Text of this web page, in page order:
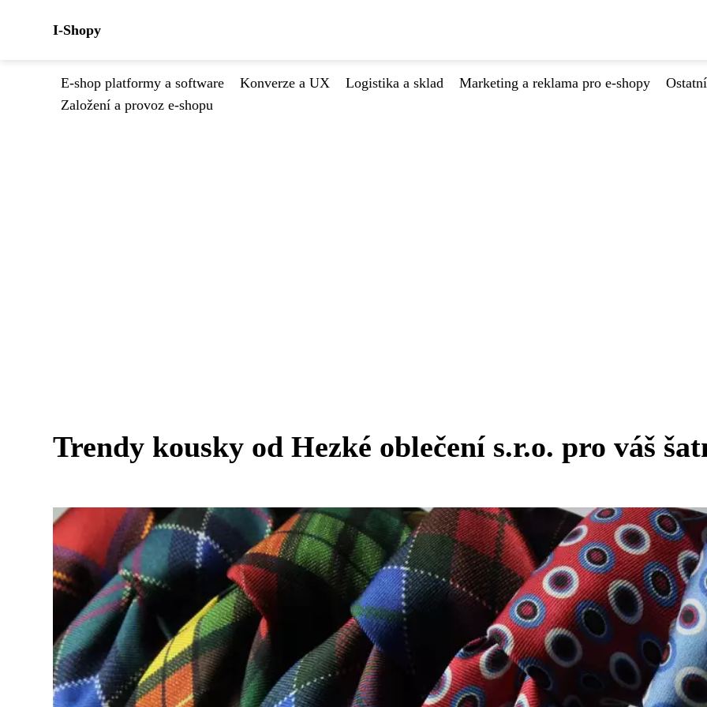
I-Shopy
E-shop platformy a software Konverze a UX Logistika a sklad Marketing a reklama pro e-shopy
Ostatní
Založení a provoz e-shopu
Trendy kousky od Hezké oblečení s.r.o. pro váš